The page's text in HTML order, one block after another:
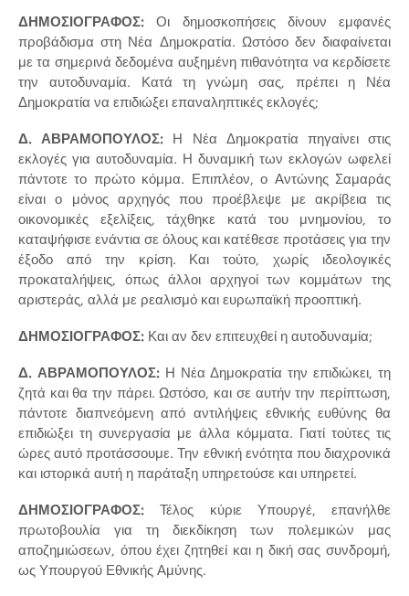
ΔΗΜΟΣΙΟΓΡΑΦΟΣ: Οι δημοσκοπήσεις δίνουν εμφανές
προβάδισμα στη Νέα Δημοκρατία. Ωστόσο δεν διαφαίνεται
με τα σημερινά δεδομένα αυξημένη πιθανότητα να κερδίσετε
την αυτοδυναμία. Κατά τη γνώμη σας, πρέπει η Νέα
Δημοκρατία να επιδιώξει επαναληπτικές εκλογές;
Δ. ΑΒΡΑΜΟΠΟΥΛΟΣ: Η Νέα Δημοκρατία πηγαίνει στις
εκλογές για αυτοδυναμία. Η δυναμική των εκλογών ωφελεί
πάντοτε το πρώτο κόμμα. Επιπλέον, ο Αντώνης Σαμαράς
είναι ο μόνος αρχηγός που προέβλεψε με ακρίβεια τις
οικονομικές εξελίξεις, τάχθηκε κατά του μνημονίου, το
καταψήφισε ενάντια σε όλους και κατέθεσε προτάσεις για την
έξοδο από την κρίση. Και τούτο, χωρίς ιδεολογικές
προκαταλήψεις, όπως άλλοι αρχηγοί των κομμάτων της
αριστεράς, αλλά με ρεαλισμό και ευρωπαϊκή προοπτική.
ΔΗΜΟΣΙΟΓΡΑΦΟΣ: Και αν δεν επιτευχθεί η αυτοδυναμία;
Δ. ΑΒΡΑΜΟΠΟΥΛΟΣ:Η Νέα Δημοκρατία την επιδιώκει, τη
ζητά και θα την πάρει. Ωστόσο, και σε αυτήν την περίπτωση,
πάντοτε διαπνεόμενη από αντιλήψεις εθνικής ευθύνης θα
επιδιώξει τη συνεργασία με άλλα κόμματα. Γιατί τούτες τις
ώρες αυτό προτάσσουμε. Την εθνική ενότητα που διαχρονικά
και ιστορικά αυτή η παράταξη υπηρετούσε και υπηρετεί.
ΔΗΜΟΣΙΟΓΡΑΦΟΣ: Τέλος κύριε Υπουργέ, επανήλθε
πρωτοβουλία για τη διεκδίκηση των πολεμικών μας
αποζημιώσεων, όπου έχει ζητηθεί και η δική σας συνδρομή,
ως Υπουργού Εθνικής Αμύνης.